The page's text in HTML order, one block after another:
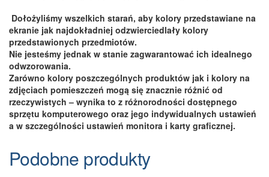
Dołożyliśmy wszelkich starań, aby kolory przedstawiane na
ekranie jak najdokładniej odzwierciedlały kolory
przedstawionych przedmiotów.
Nie jesteśmy jednak w stanie zagwarantować ich idealnego
odwzorowania.
Zarówno kolory poszczególnych produktów jak i kolory na
zdjęciach pomieszczeń mogą się znacznie różnić od
rzeczywistych – wynika to z różnorodności dostępnego
sprzętu komputerowego oraz jego indywidualnych ustawień
a w szczególności ustawień monitora i karty graficznej.
Podobne produkty